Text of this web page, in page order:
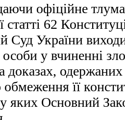
офіційне
статті 62
Суд України
у вчиненні
доказах, одержаних
її
яких Основний